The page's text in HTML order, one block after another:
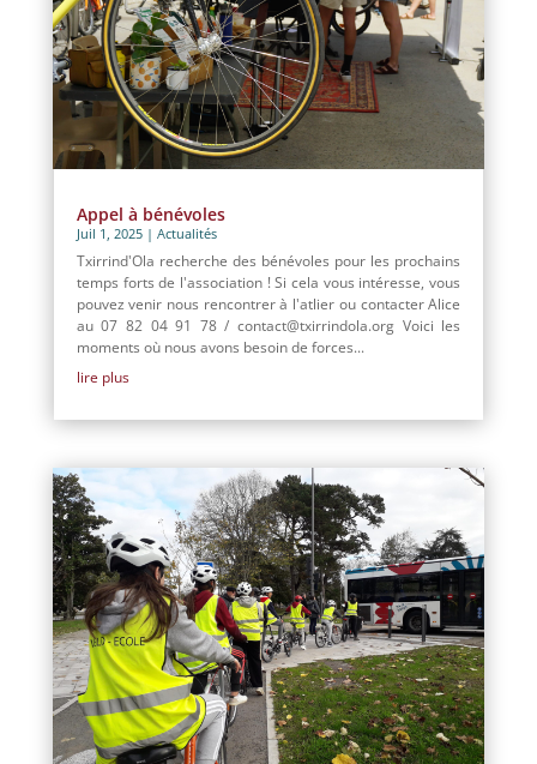
Appel à bénévoles
Juil 1, 2025| Actualités
Txirrind'Ola recherche des bénévoles pour les prochains
temps forts de l'association ! Si cela vous intéresse, vous
pouvez venir nous rencontrer à l'atlier ou contacter Alice
au 07 82 04 91 78 / contact@txirrindola.org Voici les
moments où nous avons besoin de forces...
lire plus